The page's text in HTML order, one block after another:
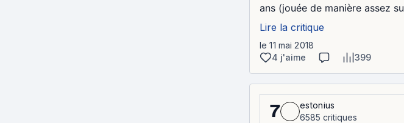
ans (jouée de manière assez
Lire la critique
le 11 mai 2018
4 j'aime
399
7
estonius
6585 critiques